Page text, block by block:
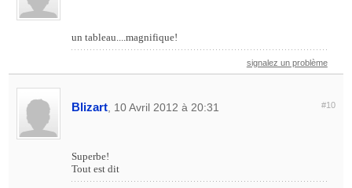
un tableau....magnifique!
signalez un problème
Blizart , 10 Avril 2012 à 20:31 #10
Superbe!
Tout est dit